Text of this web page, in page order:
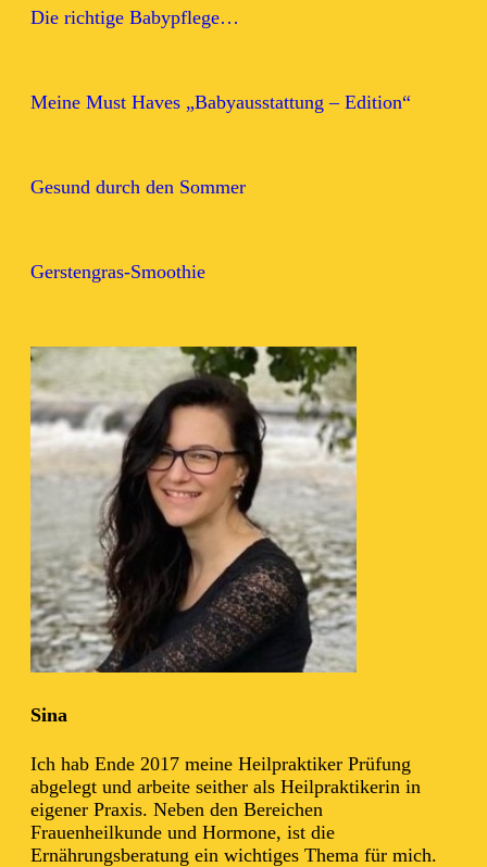
Die richtige Babypflege…
Meine Must Haves „Babyausstattung – Edition“
Gesund durch den Sommer
Gerstengras-Smoothie
Sina
Ich hab Ende 2017 meine Heilpraktiker Prüfung
abgelegt und arbeite seither als Heilpraktikerin in
eigener Praxis. Neben den Bereichen
Frauenheilkunde und Hormone, ist die
Ernährungsberatung ein wichtiges Thema für mich.